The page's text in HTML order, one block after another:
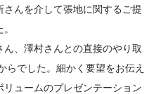
さんを介して張地に関するご提
ん、澤村さんとの直接のやり取
らでした。細かく要望をお伝え
リュームのプレゼンテーション